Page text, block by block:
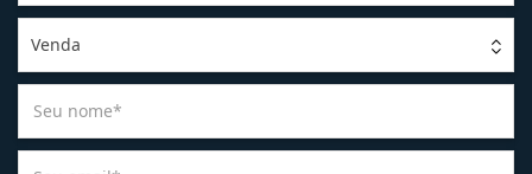
Venda